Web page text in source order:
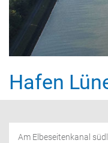
Hafen
Am Elbeseitenkanal